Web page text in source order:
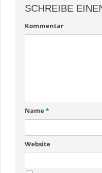
SCHREIBE
Kommentar
Name *
Website